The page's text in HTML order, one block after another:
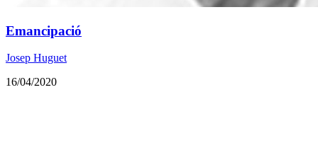
Emancipació
Josep Huguet
16/04/2020